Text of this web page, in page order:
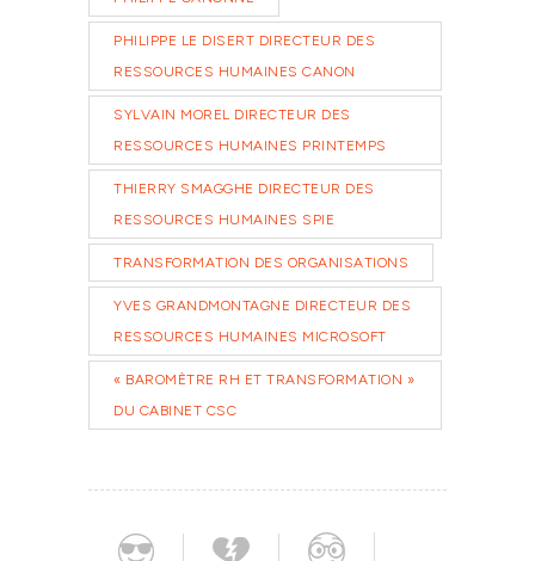
PHILIPPE LE DISERT DIRECTEUR DES
RESSOURCES HUMAINES CANON
SYLVAIN MOREL DIRECTEUR DES
RESSOURCES HUMAINES PRINTEMPS
THIERRY SMAGGHE DIRECTEUR DES
RESSOURCES HUMAINES SPIE
TRANSFORMATION DES ORGANISATIONS
YVES GRANDMONTAGNE DIRECTEUR DES
RESSOURCES HUMAINES MICROSOFT
« BAROMÈTRE RH ET TRANSFORMATION »
DU CABINET CSC